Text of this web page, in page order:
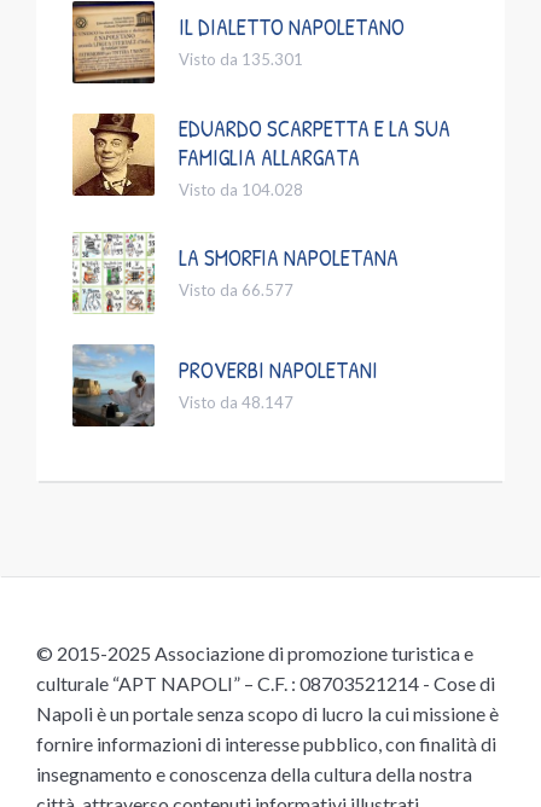
IL DIALETTO NAPOLETANO
Visto da 135.301
EDUARDO SCARPETTA E LA SUA
FAMIGLIA ALLARGATA
Visto da 104.028
LA SMORFIA NAPOLETANA
Visto da 66.577
PROVERBI NAPOLETANI
Visto da 48.147
© 2015-2025 Associazione di promozione turistica e
culturale “APT NAPOLI” – C.F. : 08703521214 - Cose di
Napoli è un portale senza scopo di lucro la cui missione è
fornire informazioni di interesse pubblico, con finalità di
insegnamento e conoscenza della cultura della nostra